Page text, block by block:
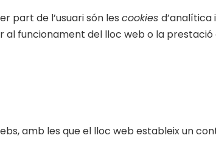
part de l’usuari són les cookies d’analítica
funcionament del lloc web o la prestació
amb les que el lloc web estableix un